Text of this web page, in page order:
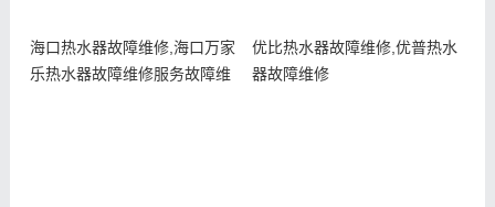
海口热水器故障维修,海口万家
乐热水器故障维修服务故障维
优比热水器故障维修,优普热水
器故障维修